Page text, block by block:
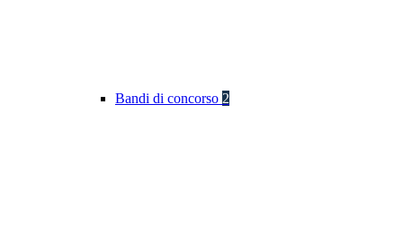
Bandi di concorso 2